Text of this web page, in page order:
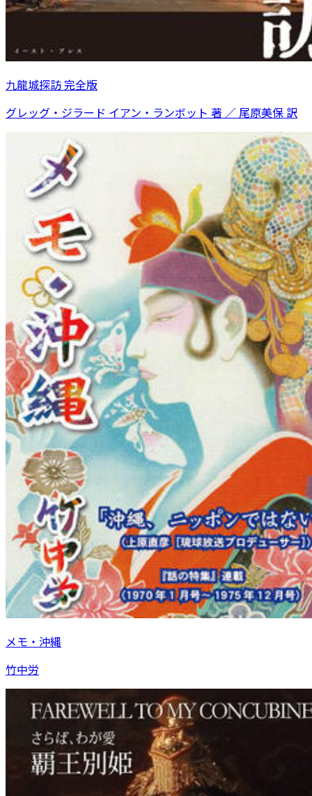
九龍城探訪 完全版
グレッグ・ジラード イアン・ランボット 著 ／ 尾原美保 訳
メモ・沖縄
竹中労